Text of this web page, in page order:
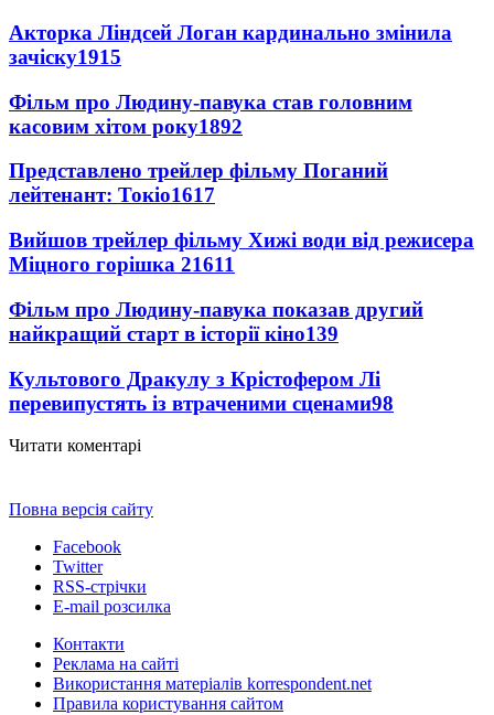
Акторка Ліндсей Логан кардинально змінила
зачіску1915
Фільм про Людину-павука став головним
касовим хітом року1892
Представлено трейлер фільму Поганий
лейтенант: Токіо1617
Вийшов трейлер фільму Хижі води від режисера
Міцного горішка 21611
Фільм про Людину-павука показав другий
найкращий старт в історії кіно139
Культового Дракулу з Крістофером Лі
перевипустять із втраченими сценами98
Читати коментарі
Повна версія сайту
Facebook
Twitter
RSS-стрічки
E-mail розсилка
Контакти
Реклама на сайті
Використання матеріалів korrespondent.net
Правила користування сайтом